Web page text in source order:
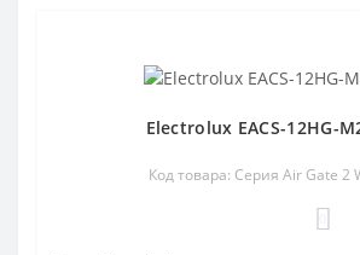
Electrolux EACS-12HG-
Код товара: Серия Air Gate 2